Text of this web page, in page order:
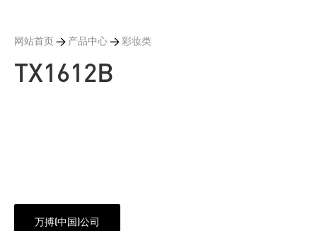
网站首页> 产品中心> 彩妆类
TX1612B
万搏(中国)公司